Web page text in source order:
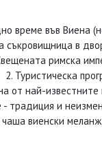
време във Виена
съкровищница в
римска
Туристическа
от най-
традиция и
виенски